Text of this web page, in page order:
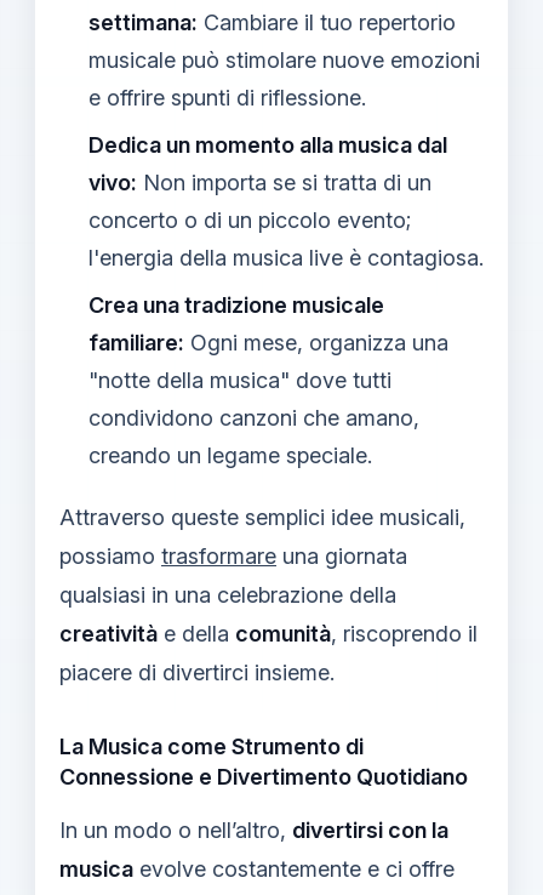
settimana: Cambiare il tuo repertorio
musicale può stimolare nuove emozioni
e offrire spunti di riflessione.
Dedica un momento alla musica dal
vivo: Non importa se si tratta di un
concerto o di un piccolo evento;
l'energia della musica live è contagiosa.
Crea una tradizione musicale
familiare: Ogni mese, organizza una
"notte della musica" dove tutti
condividono canzoni che amano,
creando un legame speciale.
Attraverso queste semplici idee musicali,
possiamo trasformare una giornata
qualsiasi in una celebrazione della
creatività e della comunità, riscoprendo il
piacere di divertirci insieme.
La Musica come Strumento di
Connessione e Divertimento Quotidiano
In un modo o nell’altro, divertirsi con la
musica evolve costantemente e ci offre